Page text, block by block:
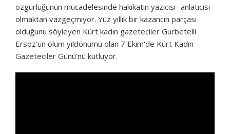
özgürlüğünün mücadelesinde hakikatin yazıcısı- anlatıcısı
olmaktan vazgeçmiyor. Yüz yıllık bir kazancın parçası
olduğunu söyleyen Kürt kadın gazeteciler Gurbetelli
Ersöz'ün ölüm yıldönümü olan 7 Ekim'de Kürt Kadın
Gazeteciler Günü'nü kutluyor.